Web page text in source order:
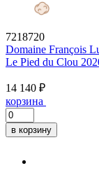
7218720
Domaine François
Le Pied du Clou
14 140 ₽
корзина
в корзину